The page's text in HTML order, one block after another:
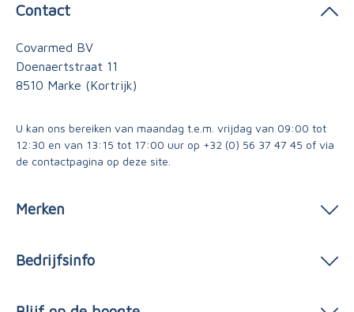
Contact
Covarmed BV
Doenaertstraat 11
8510 Marke (Kortrijk)
U kan ons bereiken van maandag t.e.m. vrijdag van 09:00 tot
12:30 en van 13:15 tot 17:00 uur op +32 (0) 56 37 47 45 of via
de contactpagina op deze site.
Merken
Bedrijfsinfo